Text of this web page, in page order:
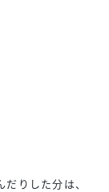
りした分は、